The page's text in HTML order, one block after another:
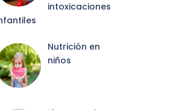
intoxicaciones
Nutrición en
niños